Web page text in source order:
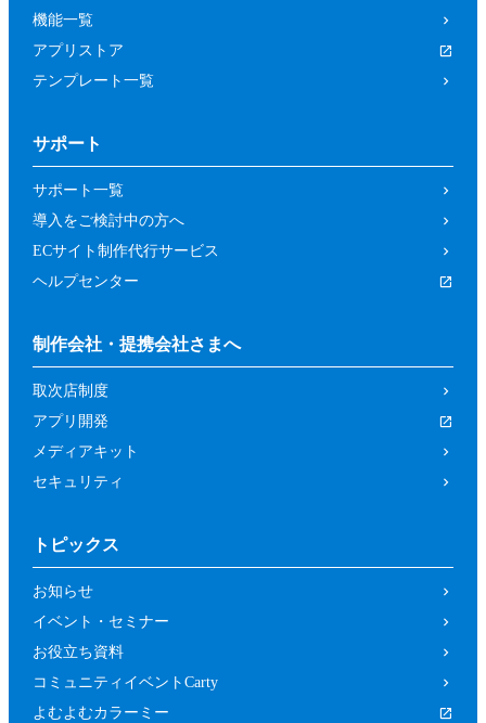
機能一覧
アプリストア
テンプレート一覧
サポート
サポート一覧
導入をご検討中の方へ
ECサイト制作代行サービス
ヘルプセンター
制作会社・提携会社さまへ
取次店制度
アプリ開発
メディアキット
セキュリティ
トピックス
お知らせ
イベント・セミナー
お役立ち資料
コミュニティイベントCarty
よむよむカラーミー